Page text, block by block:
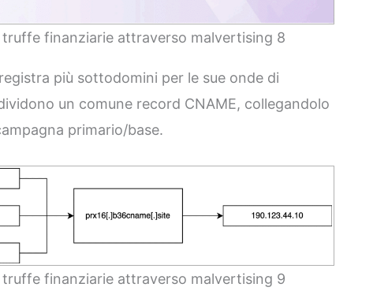
truffe finanziarie attraverso malvertising 8
più sottodomini per le sue onde di
un comune record CNAME, collegandolo
primario/base.
truffe finanziarie attraverso malvertising 9